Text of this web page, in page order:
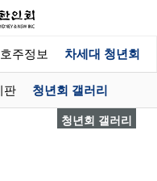
호주정보 차세대 청년회
판 청년회 갤러리
청년회 갤러리